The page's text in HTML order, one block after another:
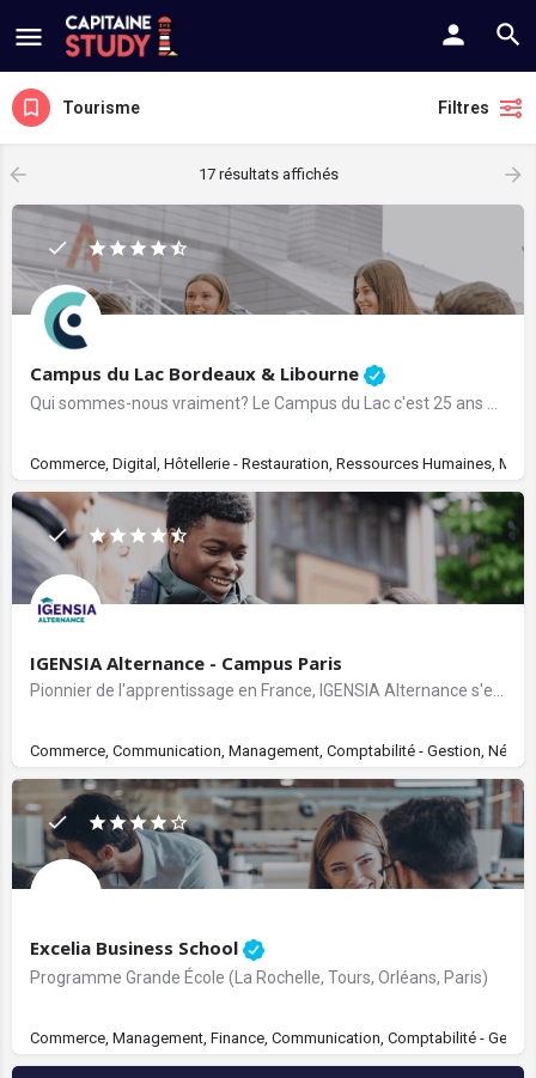
Tourisme Filtres
17 résultats affichés
Campus du Lac Bordeaux & Libourne
Commerce, Digital, Hôtellerie - Restauration, Ressources Humaines,
IGENSIA Alternance - Campus Paris
Commerce, Communication, Management, Comptabilité - Gestion,
Excelia Business School
Programme Grande École (La Rochelle, Tours, Orléans, Paris)
Commerce, Management, Finance, Communication, Comptabilité -